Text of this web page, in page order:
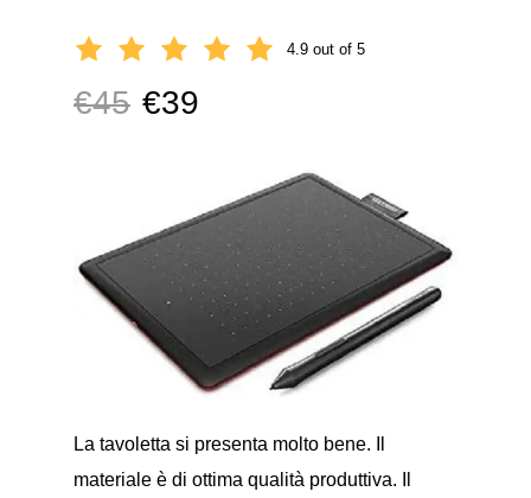
4.9 out of 5
€45 €39
La tavoletta si presenta molto bene. Il
materiale è di ottima qualità produttiva. Il